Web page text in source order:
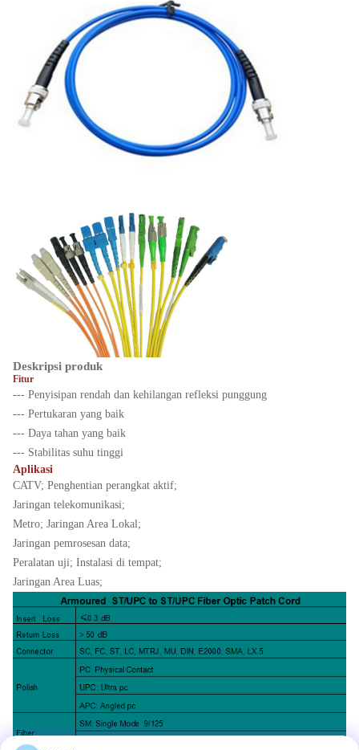
Deskripsi produk
Fitur
--- Penyisipan rendah dan kehilangan refleksi punggung
--- Pertukaran yang baik
--- Daya tahan yang baik
--- Stabilitas suhu tinggi
Aplikasi
CATV; Penghentian perangkat aktif;
Jaringan telekomunikasi;
Metro; Jaringan Area Lokal;
Jaringan pemrosesan data;
Peralatan uji; Instalasi di tempat;
Jaringan Area Luas;